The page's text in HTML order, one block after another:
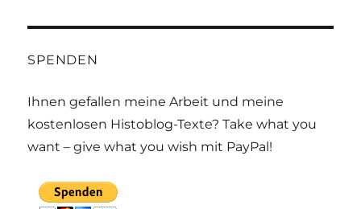
SPENDEN
Ihnen gefallen meine Arbeit und meine
kostenlosen Histoblog-Texte? Take what you
want – give what you wish mit PayPal!